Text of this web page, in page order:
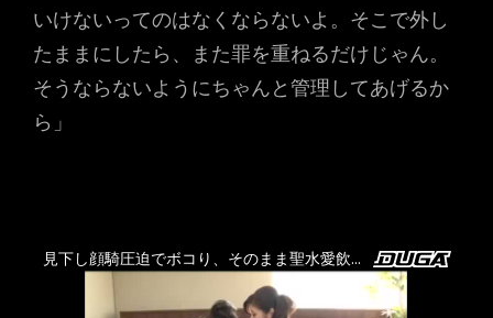
いけないってのはなくならないよ。そこで外し
たままにしたら、また罪を重ねるだけじゃん。
そうならないようにちゃんと管理してあげるか
ら」